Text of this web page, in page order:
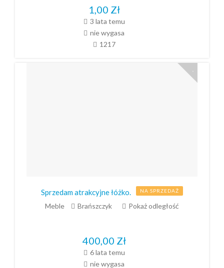
1,00 Zł
3 lata temu
nie wygasa
1217
Sprzedam atrakcyjne łóżko. NA SPRZEDAŻ
Meble Brańszczyk Pokaż odległość
400,00 Zł
6 lata temu
nie wygasa